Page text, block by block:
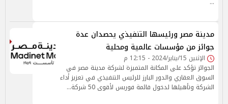
مدينة مصر ورئيسها التنفيذي يحصدان عدة
جوائز من مؤسسات عالمية ومحلية
الإثنين 15/يناير/2024 - 12:15 م
الجوائز تؤكد على المكانة المتميزة لشركة مدينة مصر في
السوق العقاري والدور البارز للرئيس التنفيذي في تعزيز أداء
الشركة وتأهيلها لدخول قائمة فوربس لأقوى 50 شركة…